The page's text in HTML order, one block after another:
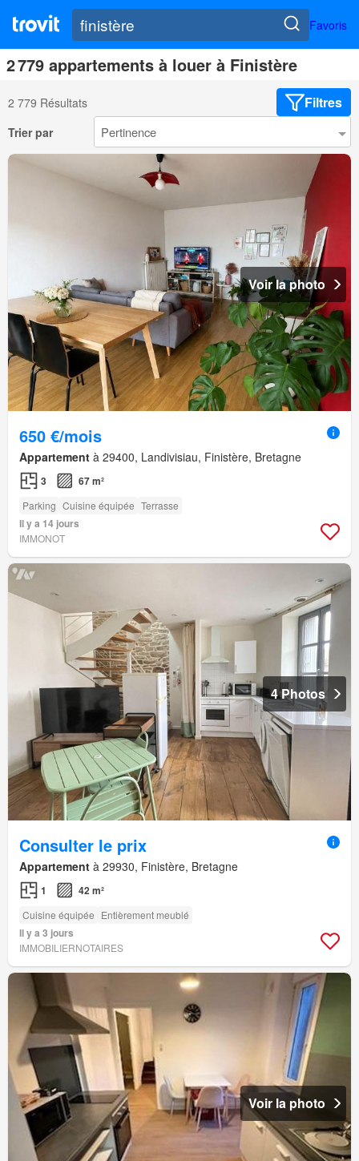
Favoris
2 779 appartements à louer à Finistère
2 779 Résultats Filtres
Trier par
Voir la photo
650 €/mois
Appartement à 29400, Landivisiau, Finistère, Bretagne
3 67 m²
Parking Cuisine équipée Terrasse
Il y a 14 jours
IMMONOT
4 Photos
Consulter le prix
Appartement à 29930, Finistère, Bretagne
1 42 m²
Cuisine équipée Entièrement meublé
Il y a 3 jours
IMMOBILIERNOTAIRES
Voir la photo